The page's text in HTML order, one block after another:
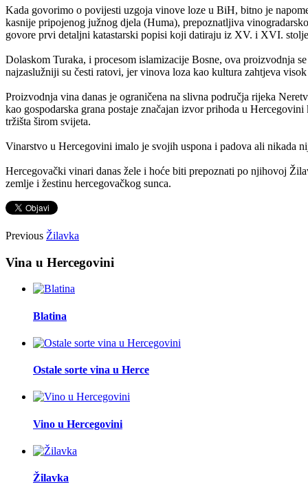
Kada govorimo o povijesti uzgoja vinove loze u BiH, bitno je
kasnije pripojenog južnog djela (Huma), prepoznatljiva
govore prvi detaljni katastarski popisi koji datiraju iz XV. i XVI.
Dolaskom Turaka, i procesom islamizacije Bosne, ova proizvodnja
najzaslužniji su česti ratovi, jer vinova loza kao kultura zahtjeva
Proizvodnja vina danas je ograničena na slivna područja rijeka
kao gospodarska grana postaje značajan izvor prihoda u
tržišta širom svijeta.
Vinarstvo u Hercegovini imalo je svojih uspona i padova ali nikada
Hercegovački vinari danas žele i hoće biti prepoznati po njihovoj
zemlje i žestinu hercegovačkog sunca.
Previous Žilavka
Vina u Hercegovini
Blatina
Ostale sorte vina u Herce
Vino u Hercegovini
Žilavka